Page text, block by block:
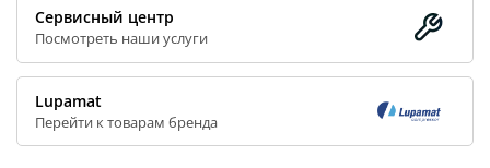
Ресивер
500 л Нет
Собрать
Сервисный центр
Посмотреть наши услуги
Lupamat
Перейти к товарам бренда